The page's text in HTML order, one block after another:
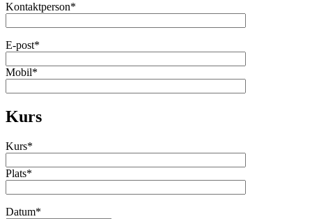
Kontaktperson*
E-post*
Mobil*
Kurs
Kurs*
Plats*
Datum*